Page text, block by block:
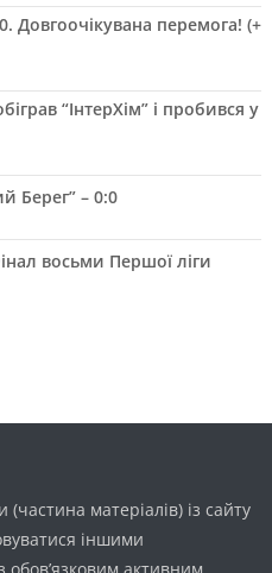
Довгоочікувана перемога! (+
“ІнтерХім” і пробився у
Берег” – 0:0
восьми Першої ліги
матеріалів) із сайту
іншими